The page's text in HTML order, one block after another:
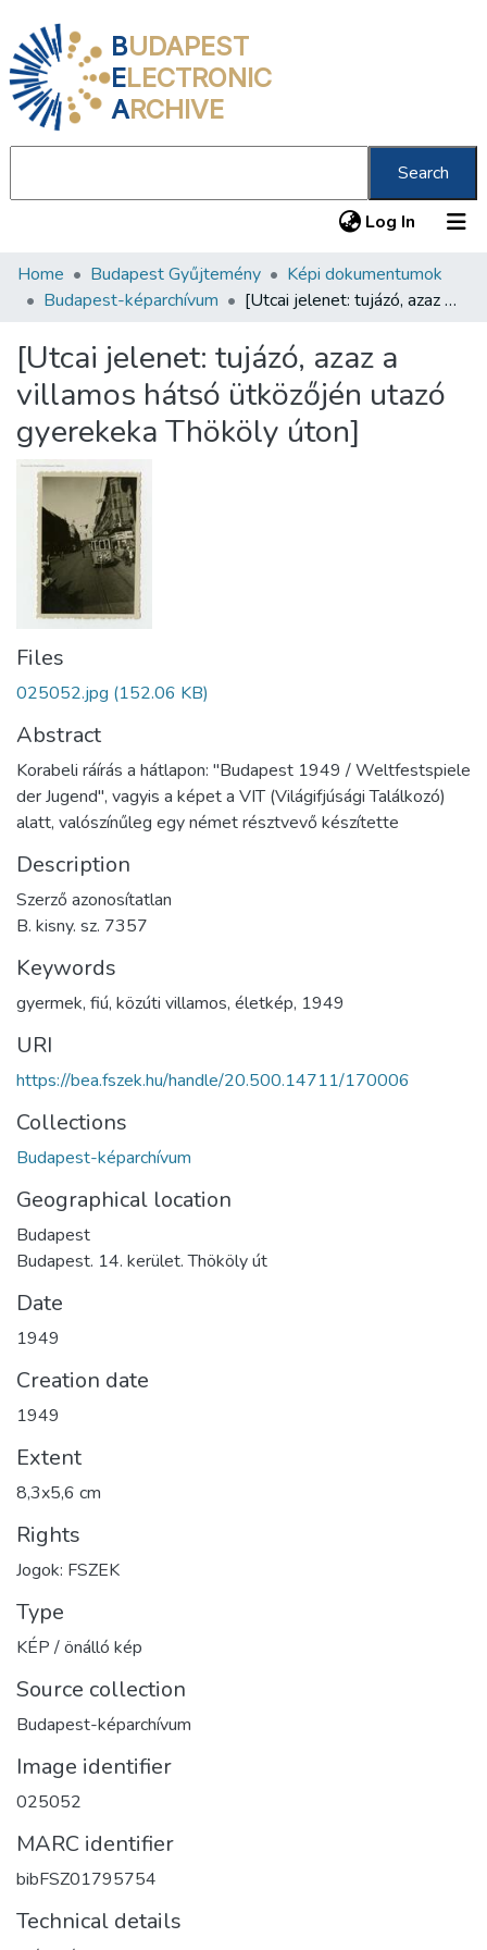
BUDAPEST
ELECTRONIC
ARCHIVE
Search
Log In (current)
Communities & Collections
Statistics
About us
Home Budapest Gyűjtemény
Képi dokumentumok
Budapest-képarchívum
[Utcai jelenet: tujázó, azaz a villamos hátsó ütközőjén utazó gyerekeka Thököly úton]
[Utcai jelenet: tujázó, azaz a
villamos hátsó ütközőjén utazó
gyerekeka Thököly úton]
Files
025052.jpg (152.06 KB)
Abstract
Korabeli ráírás a hátlapon: "Budapest 1949 / Weltfestspiele
der Jugend", vagyis a képet a VIT (Világifjúsági Találkozó)
alatt, valószínűleg egy német résztvevő készítette
Description
Szerző azonosítatlan
B. kisny. sz. 7357
Keywords
gyermek, fiú, közúti villamos, életkép, 1949
URI
https://bea.fszek.hu/handle/20.500.14711/170006
Collections
Budapest-képarchívum
Geographical location
Budapest
Budapest. 14. kerület. Thököly út
Date
1949
Creation date
1949
Extent
8,3x5,6 cm
Rights
Jogok: FSZEK
Type
KÉP / önálló kép
Source collection
Budapest-képarchívum
Image identifier
025052
MARC identifier
bibFSZ01795754
Technical details